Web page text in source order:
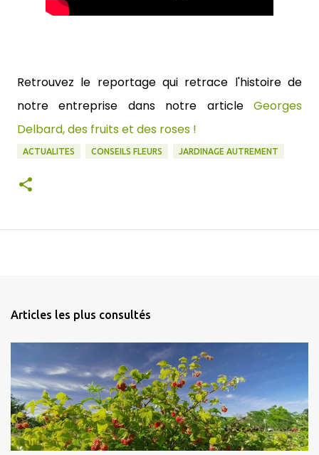
Retrouvez le reportage qui retrace l'histoire de
notre entreprise dans notre article Georges
Delbard, des fruits et des roses !
ACTUALITES CONSEILS FLEURS JARDINAGE AUTREMENT
Articles les plus consultés